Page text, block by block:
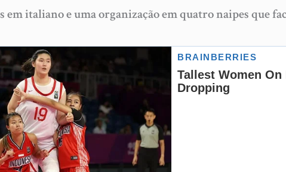
em italiano e uma organização em quatro naipes que